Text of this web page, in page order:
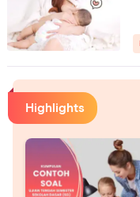
Highlights